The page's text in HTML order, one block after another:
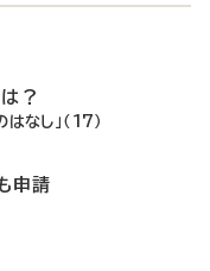
？
なし」（17）
申請